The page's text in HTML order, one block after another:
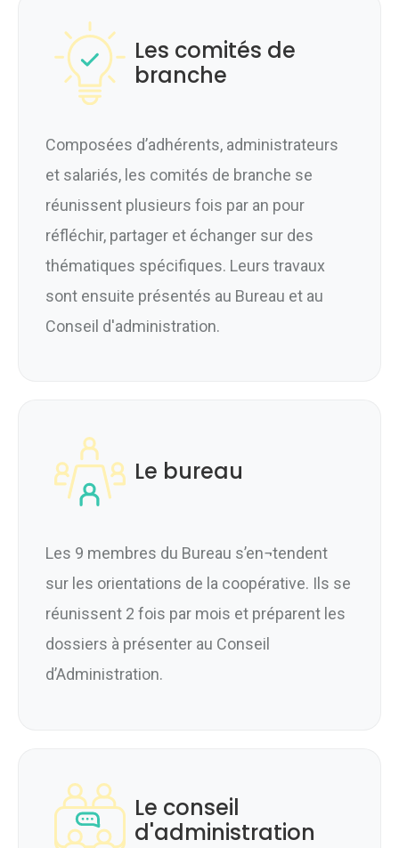
Les comités de
branche
Composées d’adhérents, administrateurs
et salariés, les comités de branche se
réunissent plusieurs fois par an pour
réfléchir, partager et échanger sur des
thématiques spécifiques. Leurs travaux
sont ensuite présentés au Bureau et au
Conseil d'administration.
Le bureau
Les 9 membres du Bureau s’en¬tendent
sur les orientations de la coopérative. Ils se
réunissent 2 fois par mois et préparent les
dossiers à présenter au Conseil
d’Administration.
Le conseil
d'administration